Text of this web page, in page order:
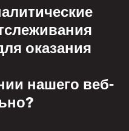
оказания
нашего веб-